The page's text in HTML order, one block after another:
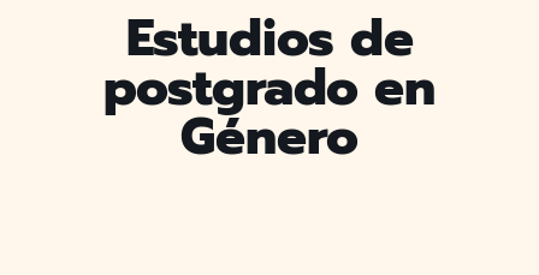
Estudios de
postgrado en
Género